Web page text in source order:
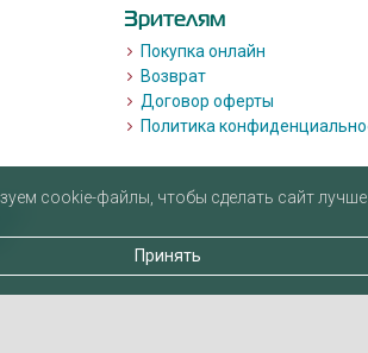
Зрителям
Покупка онлайн
Возврат
Договор оферты
Политика
cookie-файлы, чтобы сделать сайт лучше
Принять